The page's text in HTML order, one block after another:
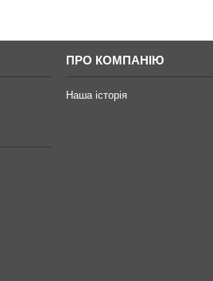
ПРО КОМПАНІЮ
Наша історія